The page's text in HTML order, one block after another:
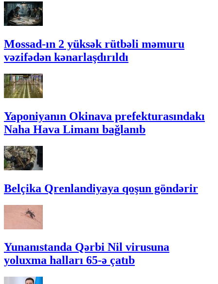
Mossad-ın 2 yüksək rütbəli məmuru
vəzifədən kənarlaşdırıldı
Yaponiyanın Okinava prefekturasındakı
Naha Hava Limanı bağlanıb
Belçika Qrenlandiyaya qoşun göndərir
Yunanıstanda Qərbi Nil virusuna
yoluxma halları 65-ə çatıb